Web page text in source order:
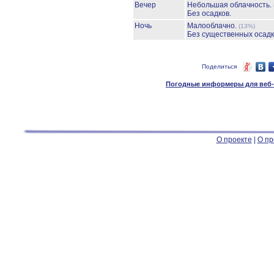
Вечер
Небольшая облачность.
Без осадков.
Ночь
Малооблачно. (13%)
Без существенных
Поделиться
Погодные информеры для веб-
О проекте О